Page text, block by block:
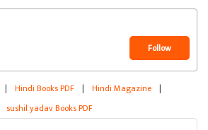
Follow
| Hindi Books PDF | Hindi Magazine |
sushil yadav Books PDF